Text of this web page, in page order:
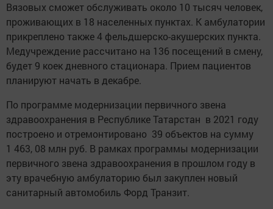
Вязовых сможет обслуживать около 10 тысяч человек,
проживающих в 18 населенных пунктах. К амбулатории
прикреплено также 4 фельдшерско-акушерских пункта.
Медучреждение рассчитано на 136 посещений в смену,
будет 9 коек дневного стационара. Прием пациентов
планируют начать в декабре.
По программе модернизации первичного звена
здравоохранения в Республике Татарстан в 2021 году
построено и отремонтировано 39 объектов на сумму
1 463, 08 млн руб. В рамках программы модернизации
первичного звена здравоохранения в прошлом году в
эту врачебную амбулаторию был закуплен новый
санитарный автомобиль Форд Транзит.